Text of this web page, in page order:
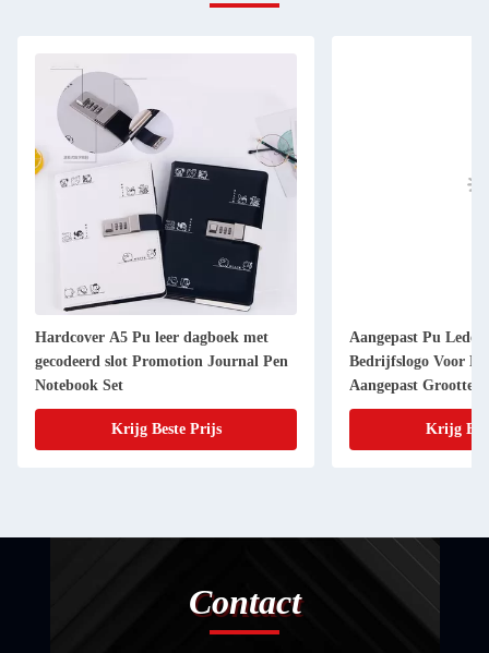
Hardcover A5 Pu leer dagboek met
gecodeerd slot Promotion Journal Pen
Notebook Set
Krijg Beste Prijs
Aangepast Pu
Bedrijfslogo Voor
Aangepast Grootte
Krijg
Contact